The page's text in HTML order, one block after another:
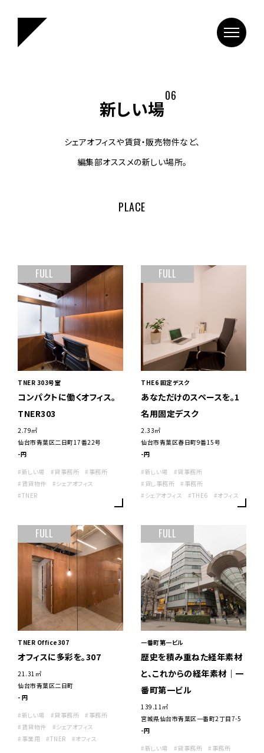
新しい場
06
シェアオフィスや賃貸・販売物件など、
編集部オススメの新しい場所。
PLACE
FULL
TNER 303号室
コンパクトに働くオフィス。
TNER303
2.79㎡
仙台市青葉区二日町17番22号
-円
#新しい場
#貸事務所
#事務所
#賃貸物件
#シェアオフィス
#TNER
FULL
THE6 固定デスク
あなただけのスペースを。1
名用固定デスク
2.33㎡
仙台市青葉区春日町9番15号
-円
#新しい場
#貸事務所
#貸し事務所
#事務所
#シェアオフィス
#THE6 #オフィス
FULL
TNER Office307
オフィスに多彩を。307
21.31㎡
仙台市青葉区二日町
- 円
#新しい場
#貸事務所
#事務所
#賃貸物件
#シェアオフィス
#事業用
#TNER #オフィス
FULL
一番町第一ビル
歴史を積み重ねた経年素材
と、これからの経年素材｜一
番町第一ビル
139.11㎡
宮城県仙台市青葉区一番町2丁目7-5
-円
#新しい場
#貸事務所
#事務所